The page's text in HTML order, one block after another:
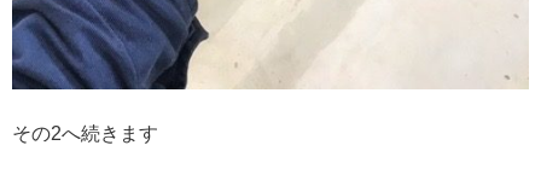
その2へ続きます